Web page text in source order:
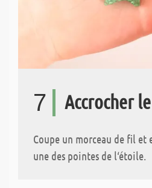
7 Accrocher
Coupe un morceau de fil et
une des pointes de l‘étoile.